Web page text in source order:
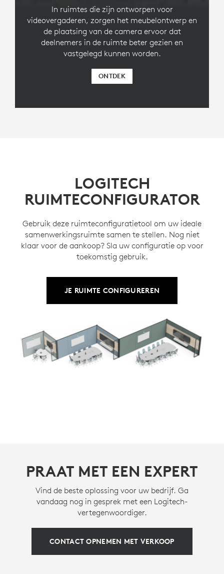
In ruimtes die zijn ontworpen voor
videovergaderen, zorgen het meubelontwerp en
de plaatsing van de camera ervoor dat
deelnemers in de ruimte beter gezien en
vastgelegd kunnen worden.
ONTDEK
LOGITECH
RUIMTECONFIGURATOR
Gebruik deze ruimteconfiguratietool om uw ideale
samenwerkingsruimte samen te stellen. Nog niet
klaar voor de aankoop? Sla uw configuratie op voor
toekomstig gebruik.
JE RUIMTE CONFIGUREREN
PRAAT MET EEN EXPERT
Vind de beste oplossing voor uw bedrijf. Ga
vandaag nog in gesprek met een Logitech-
vertegenwoordiger.
CONTACT OPNEMEN MET VERKOOP